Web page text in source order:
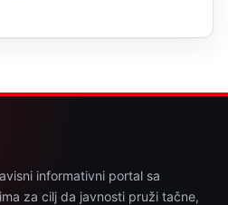
informativni portal sa
za cilj da javnosti pruži tačne,